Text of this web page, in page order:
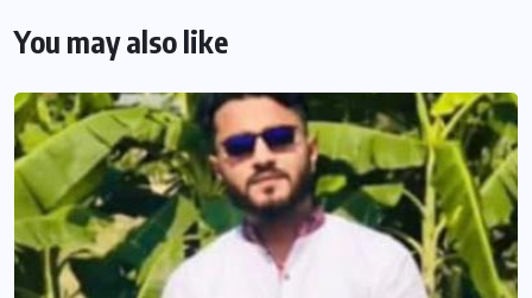
You may also like